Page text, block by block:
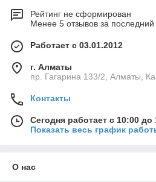
Рейтинг не сформирован
Менее 5 отзывов за последний
Работает с 03.01.2012
г. Алматы
пр. Гагарина 133/2, Алматы,
Контакты
Сегодня работает с 10:00 до
Показать весь график
О нас